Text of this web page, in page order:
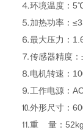
⒋环境温度：
⒌加热功率：
⒍最大压力：
⒎传感器精度
⒏电机转速：
⒐工作电源：
⒑外形尺寸：
⒒重 量：